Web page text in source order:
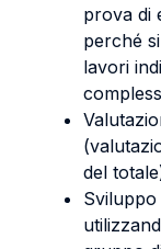
prova di
perché
lavori
del